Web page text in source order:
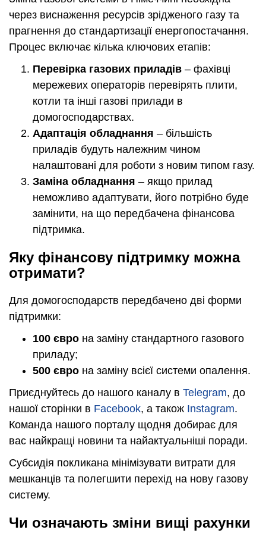
через виснаження ресурсів зрідженого газу та
прагнення до стандартизації енергопостачання.
Процес включає кілька ключових етапів:
Перевірка газових приладів – фахівці
мережевих операторів перевірять плити,
котли та інші газові прилади в
домогосподарствах.
Адаптація обладнання – більшість
приладів будуть належним чином
налаштовані для роботи з новим типом газу.
Заміна обладнання – якщо прилад
неможливо адаптувати, його потрібно буде
замінити, на що передбачена фінансова
підтримка.
Яку фінансову підтримку можна
отримати?
Для домогосподарств передбачено дві форми
підтримки:
100 євро на заміну стандартного газового
приладу;
500 євро на заміну всієї системи опалення.
Приєднуйтесь до нашого каналу в Telegram, до
нашої сторінки в Facebook, а також Instagram.
Команда нашого порталу щодня добирає для
вас найкращі новини та найактуальніші поради.
Субсидія покликана мінімізувати витрати для
мешканців та полегшити перехід на нову газову
систему.
Чи означають зміни вищі рахунки